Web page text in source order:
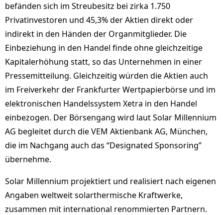
befänden sich im Streubesitz bei zirka 1.750
Privatinvestoren und 45,3% der Aktien direkt oder
indirekt in den Händen der Organmitglieder. Die
Einbeziehung in den Handel finde ohne gleichzeitige
Kapitalerhöhung statt, so das Unternehmen in einer
Pressemitteilung. Gleichzeitig würden die Aktien auch
im Freiverkehr der Frankfurter Wertpapierbörse und im
elektronischen Handelssystem Xetra in den Handel
einbezogen. Der Börsengang wird laut Solar Millennium
AG begleitet durch die VEM Aktienbank AG, München,
die im Nachgang auch das “Designated Sponsoring”
übernehme.
Solar Millennium projektiert und realisiert nach eigenen
Angaben weltweit solarthermische Kraftwerke,
zusammen mit international renommierten Partnern.